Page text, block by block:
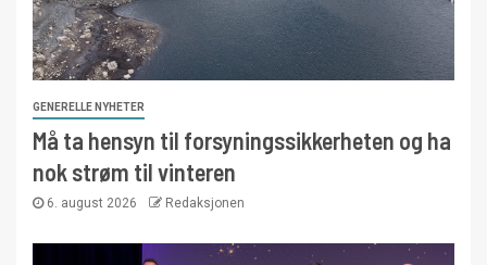
GENERELLE NYHETER
Må ta hensyn til forsyningssikkerheten og ha
nok strøm til vinteren
6. august 2026 Redaksjonen